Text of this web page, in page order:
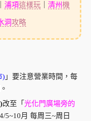
浦項這樣玩｜ 清州機
洞攻略
) 」要注意營業時間，每
改至「 光化門廣場旁的
5~10月 每周三~周日